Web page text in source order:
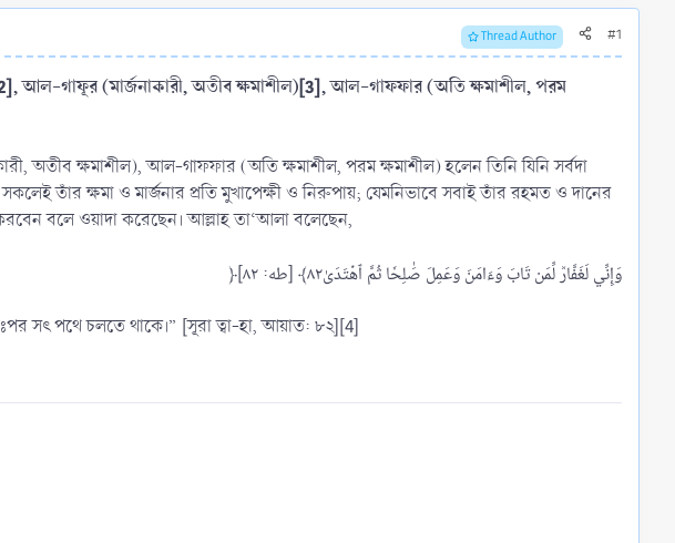
Thread Author #1
, আল-গাফূর (মার্জনাকারী, অতীব ক্ষমাশীল)[3], আল-গাফফার (অতি ক্ষমাশীল, পরম
অতীব ক্ষমাশীল), আল-গাফফার (অতি ক্ষমাশীল, পরম ক্ষমাশীল) হলেন তিনি যিনি সর্বদা
তাঁর ক্ষমা ও মার্জনার প্রতি মুখাপেক্ষী ও নিরুপায়; যেমনিভাবে সবাই তাঁর রহমত ও দানের
বলে ওয়াদা করেছেন। আল্লাহ তা‘আলা বলেছেন,
সৎ পথে চলতে থাকে।” [সূরা ত্বা-হা, আয়াত: ৮২][4]